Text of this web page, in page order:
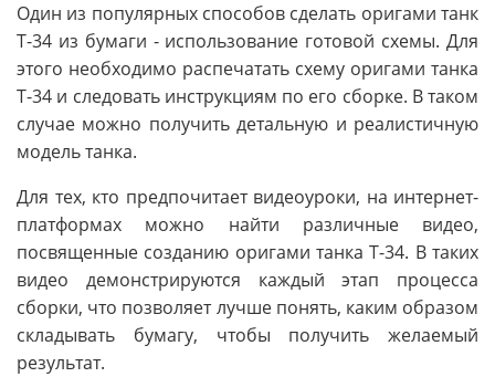
Один из популярных способов сделать оригами танк
Т-34 из бумаги - использование готовой схемы. Для
этого необходимо распечатать схему оригами танка
Т-34 и следовать инструкциям по его сборке. В таком
случае можно получить детальную и реалистичную
модель танка.
Для тех, кто предпочитает видеоуроки, на интернет-
платформах можно найти различные видео,
посвященные созданию оригами танка Т-34. В таких
видео демонстрируются каждый этап процесса
сборки, что позволяет лучше понять, каким образом
складывать бумагу, чтобы получить желаемый
результат.